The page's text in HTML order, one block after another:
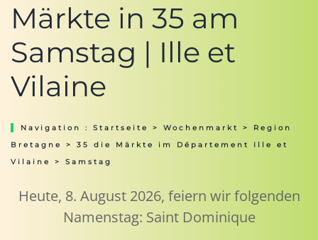
Märkte in 35 am
Samstag | Ille et
Vilaine
Navigation : Startseite > Wochenmarkt > Region
Bretagne
> 35 die Märkte im Département Ille et
Vilaine
> Samstag
Heute, 8. August 2026, feiern wir folgenden
Namenstag: Saint Dominique